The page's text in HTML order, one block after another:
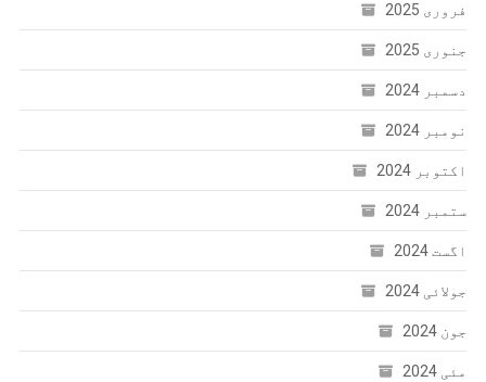
فروری 2025
جنوری 2025
دسمبر 2024
نومبر 2024
اکتوبر 2024
ستمبر 2024
اگست 2024
جولائی 2024
جون 2024
مئی 2024